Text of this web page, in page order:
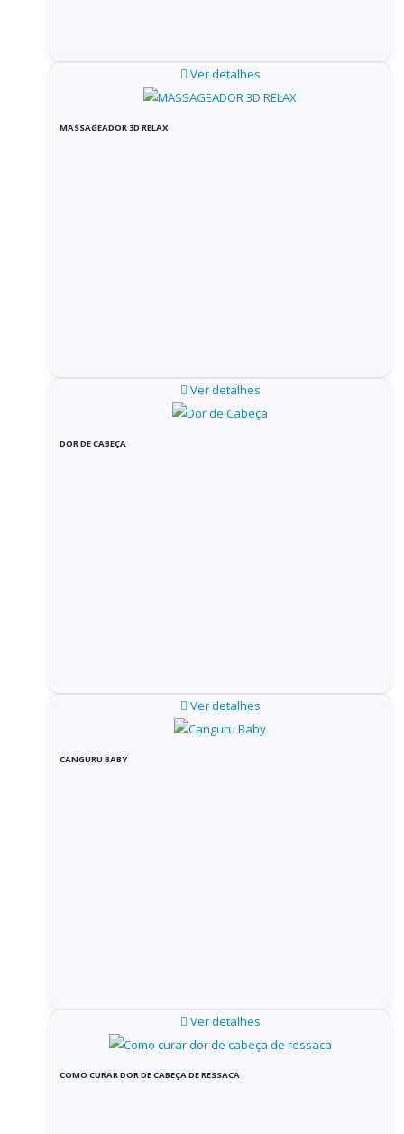
Ver detalhes
MASSAGEADOR 3D RELAX
Ver detalhes
DOR DE CABEÇA
Ver detalhes
CANGURU BABY
Ver detalhes
COMO CURAR DOR DE CABEÇA DE RESSACA